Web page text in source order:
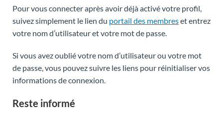
Pour vous connecter après avoir déjà activé votre profil,
suivez simplement le lien du portail des membreset entrez
votre nom d’utilisateur et votre mot de passe.
Si vous avez oublié votre nom d’utilisateur ou votre mot
de passe, vous pouvez suivre les liens pour réinitialiser vos
informations de connexion.
Reste informé